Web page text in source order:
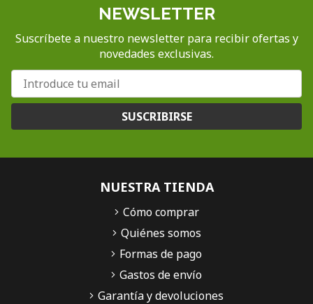
NEWSLETTER
Suscríbete a nuestro newsletter para recibir ofertas y
novedades exclusivas.
SUSCRIBIRSE
NUESTRA TIENDA
Cómo comprar
Quiénes somos
Formas de pago
Gastos de envío
Garantía y devoluciones